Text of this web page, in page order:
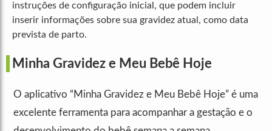
instruções de configuração inicial, que podem incluir
inserir informações sobre sua gravidez atual, como data
prevista de parto.
Minha Gravidez e Meu Bebê Hoje
O aplicativo “Minha Gravidez e Meu Bebê Hoje” é uma
excelente ferramenta para acompanhar a gestação e o